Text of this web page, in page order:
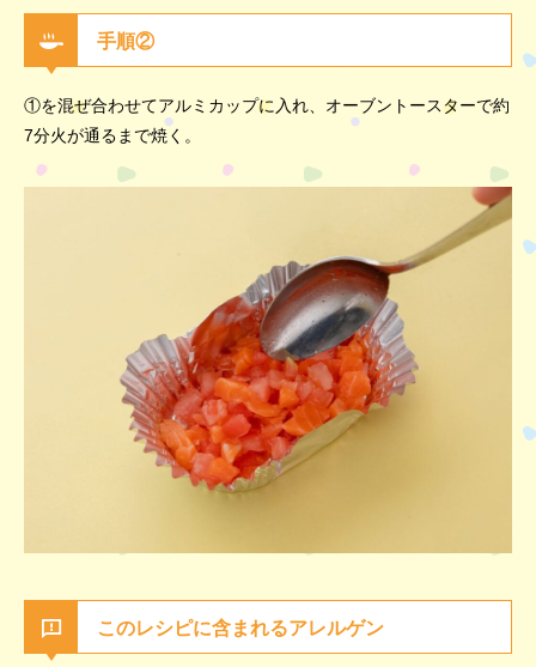
手順②
①を混ぜ合わせてアルミカップに入れ、オーブントースターで約
7分火が通るまで焼く。
このレシピに含まれるアレルゲン